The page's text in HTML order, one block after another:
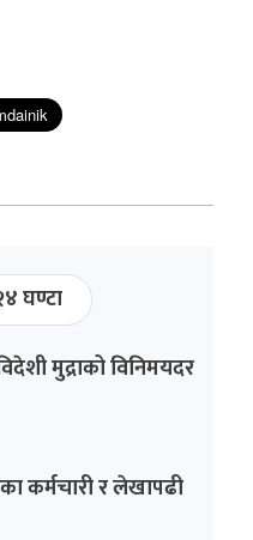
घण्टा
मुद्राको विनिमयदर
कर्मचारी र लेखापढी